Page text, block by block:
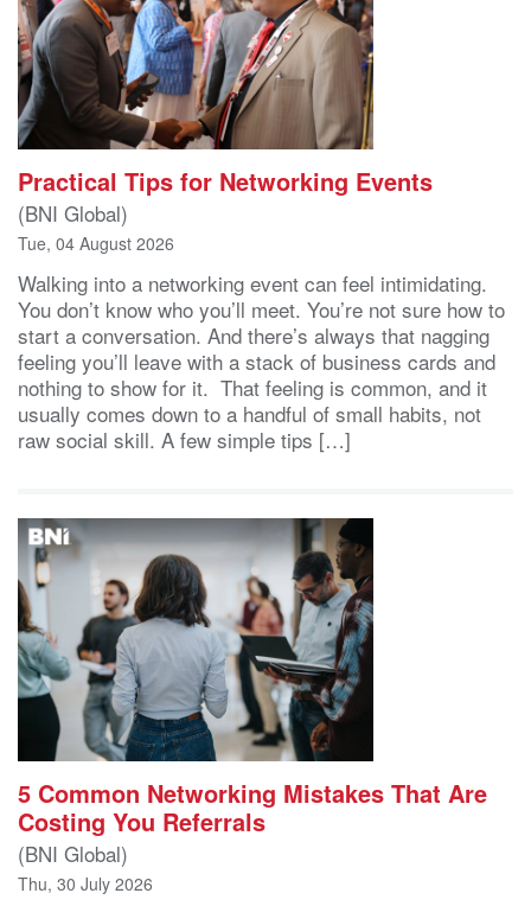
Practical Tips for Networking Events
(BNI Global)
Tue, 04 August 2026
Walking into a networking event can feel intimidating.
You don’t know who you’ll meet. You’re not sure how to
start a conversation. And there’s always that nagging
feeling you’ll leave with a stack of business cards and
nothing to show for it. That feeling is common, and it
usually comes down to a handful of small habits, not
raw social skill. A few simple tips […]
5 Common Networking Mistakes That Are
Costing You Referrals
(BNI Global)
Thu, 30 July 2026